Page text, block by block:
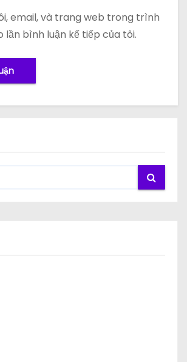
email, và trang web trong trình
lần bình luận kế tiếp của tôi.